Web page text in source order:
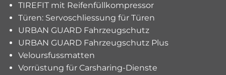
TIREFIT mit Reifenfüllkompressor
Türen: Servoschliessung für Türen
URBAN GUARD Fahrzeugschutz
URBAN GUARD Fahrzeugschutz Plus
Veloursfussmatten
Vorrüstung für Carsharing-Dienste